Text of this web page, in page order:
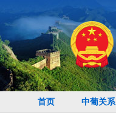
首页 中葡关系